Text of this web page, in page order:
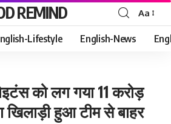
REMIND
Font
Resizer
Aa
Lifestyle English-News
को लग गया 11 करोड़
खिलाड़ी हुआ टीम से बाहर